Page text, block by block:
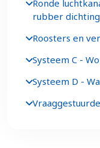
Ronde
rubber dichting
Roosters en
Systeem C -
Systeem D -